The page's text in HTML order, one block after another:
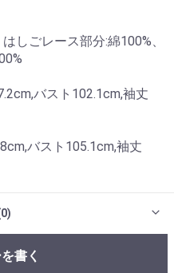
しごレース部分:綿100%、
バスト102.1cm,袖丈
バスト105.1cm,袖丈
書く